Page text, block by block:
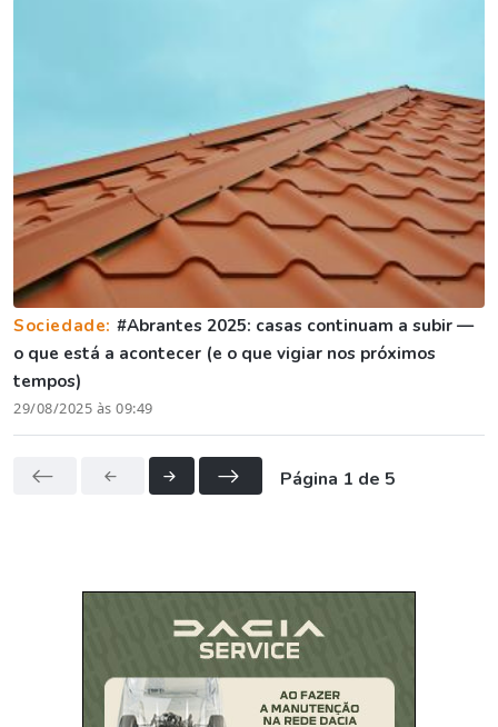
Sociedade: #Abrantes 2025: casas continuam a subir —
o que está a acontecer (e o que vigiar nos próximos
tempos)
29/08/2025 às 09:49
Página 1 de 5